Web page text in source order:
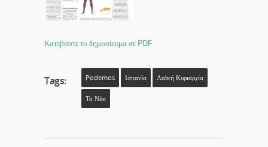
Κατεβάστε το δημοσίευμα σε PDF
Tags: Podemos Ισπανία Λαϊκή Κυριαρχία
Τα Νέα